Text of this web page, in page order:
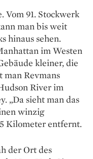
Vom 91. Stockwerk
man bis weit
hinaus sehen.
im Westen
kleiner, die
man Revmans
River im
„Da sieht man das
winzig
Kilometer entfernt.
der Ort des